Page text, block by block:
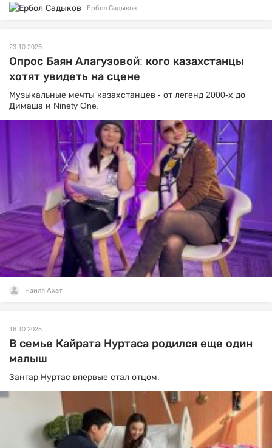
Ербол Садыков
23.10.2025
Опрос Баян Алагузовой: кого казахстанцы
хотят увидеть на сцене
Музыкальные мечты казахстанцев - от легенд 2000-х до
Димаша и Ninety One.
Наиля Ахат
16.10.2025
В семье Кайрата Нуртаса родился еще один
малыш
Зангар Нуртас впервые стал отцом.